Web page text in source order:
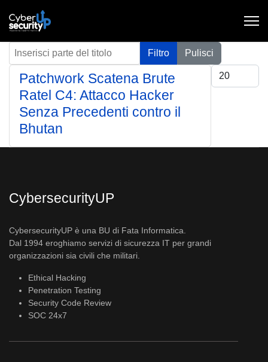
Inserisci parte del titolo Filtro
Pulisci
Visualizza #
Patchwork Scatena Brute
Ratel C4: Attacco Hacker
Senza Precedenti contro il
Bhutan
CybersecurityUP
CybersecurityUP è una BU di Fata Informatica.
Dal 1994 eroghiamo servizi di sicurezza IT per grandi
organizzazioni sia civili che militari.
Ethical Hacking
Penetration Testing
Security Code Review
SOC 24x7